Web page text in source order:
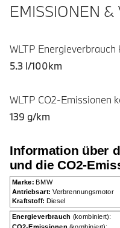
EMISSIONEN &
WLTP Energieverbrauch
5.3 l/100km
WLTP CO2-Emissionen
139 g/km